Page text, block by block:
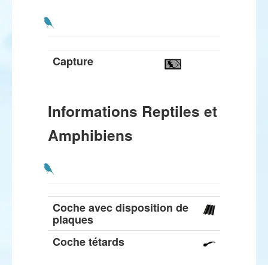
Capture
Informations Reptiles et
Amphibiens
Coche avec disposition de
plaques
Coche tétards